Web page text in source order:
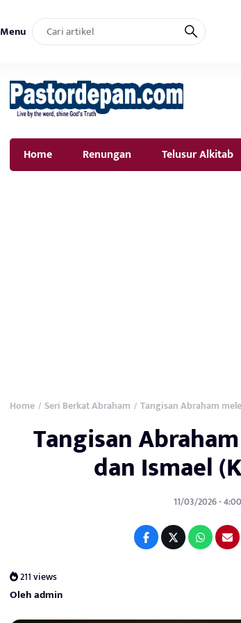
Menu
Home Renungan Telusur Alkitab
Home / Seri Berkat Abraham / Tangisan Abraham
Tangisan
dan Ismael
11/03/2026 -
211 views
Oleh admin